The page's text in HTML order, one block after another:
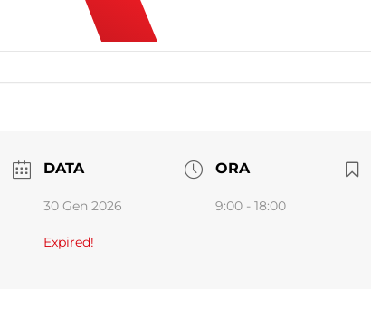
DATA
30 Gen 2026
Expired!
ORA
9:00 - 18:00